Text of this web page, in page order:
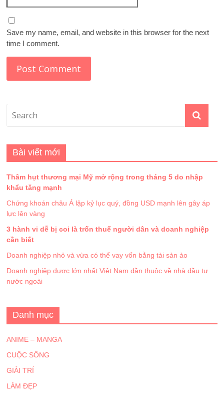
Save my name, email, and website in this browser for the next
time I comment.
Bài viết mới
Thâm hụt thương mại Mỹ mở rộng trong tháng 5 do nhập
khẩu tăng mạnh
Chứng khoán châu Á lập kỷ lục quý, đồng USD mạnh lên gây áp
lực lên vàng
3 hành vi dễ bị coi là trốn thuế người dân và doanh nghiệp
cần biết
Doanh nghiệp nhỏ và vừa có thể vay vốn bằng tài sản ảo
Doanh nghiệp dược lớn nhất Việt Nam dần thuộc về nhà đầu tư
nước ngoài
Danh mục
ANIME – MANGA
CUỘC SỐNG
GIẢI TRÍ
LÀM ĐẸP